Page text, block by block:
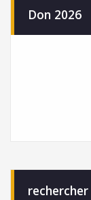
Don 2026
rechercher